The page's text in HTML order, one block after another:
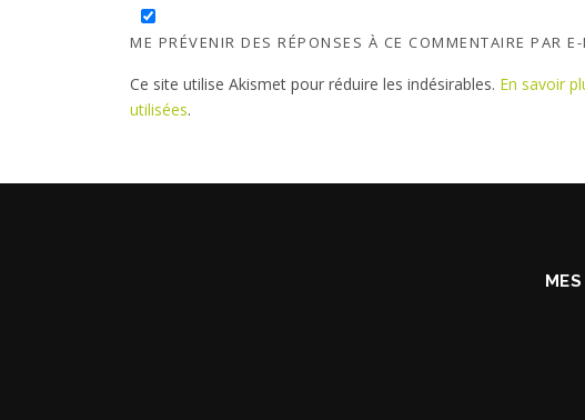
ME PRÉVENIR DES RÉPONSES À CE COMMENTAIRE PAR
Ce site utilise Akismet pour réduire les indésirables. En savoir
utilisées.